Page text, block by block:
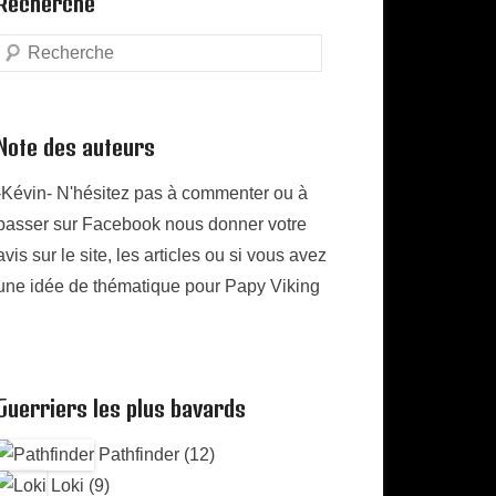
des auteurs
N'hésitez pas à commenter ou à
sur Facebook nous donner votre
sur le site, les articles ou si vous avez
idée de thématique pour Papy Viking
les plus bavards
Pathfinder (12)
Loki (9)